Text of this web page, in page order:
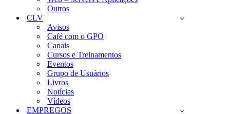
Outros
CLV
Avisos
Café com o GPO
Canais
Cursos e Treinamentos
Eventos
Grupo de Usuários
Livros
Notícias
Vídeos
EMPREGOS